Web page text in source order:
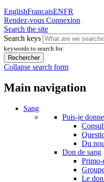
EnglishFrançaisENFR
Rendez-vous Connexion
Search the site
Search keys
keywords to search for.
Collapse search form
Main navigation
Sang
Puis-je
Du
Don de sang
Primo-
Le